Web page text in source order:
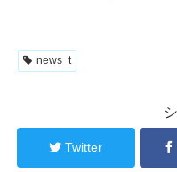
news_t
Twitter